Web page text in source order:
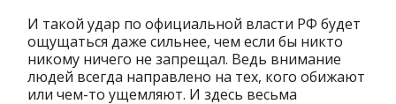
И такой удар по официальной власти РФ будет
ощущаться даже сильнее, чем если бы никто
никому ничего не запрещал. Ведь внимание
людей всегда направлено на тех, кого обижают
или чем-то ущемляют. И здесь весьма